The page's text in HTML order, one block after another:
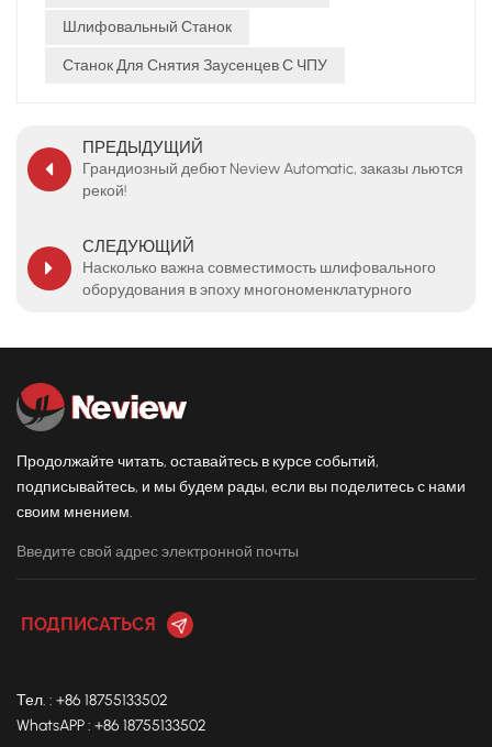
Шлифовальный Станок
Станок Для Снятия Заусенцев С ЧПУ
ПРЕДЫДУЩИЙ
Грандиозный дебют Neview Automatic, заказы льются
рекой!
СЛЕДУЮЩИЙ
Насколько важна совместимость шлифовального
оборудования в эпоху многономенклатурного
Продолжайте читать, оставайтесь в курсе событий,
подписывайтесь, и мы будем рады, если вы поделитесь с нами
своим мнением.
Тел. : +86 18755133502
WhatsAPP : +86 18755133502